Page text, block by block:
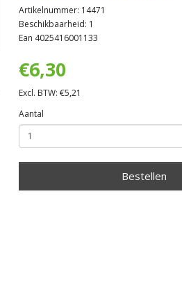
Artikelnummer: 14471
Beschikbaarheid: 1
Ean 4025416001133
€6,30
Excl. BTW: €5,21
Aantal
Bestellen